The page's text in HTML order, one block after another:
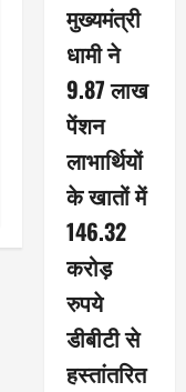
मुख्यमंत्री
धामी ने
9.87 लाख
पेंशन
लाभार्थियों
के खातों में
146.32
करोड़
रुपये
डीबीटी से
हस्तांतरित